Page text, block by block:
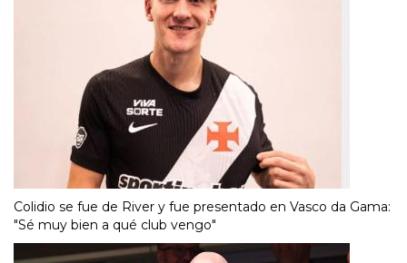
Colidio se fue de River y fue presentado en Vasco da Gama:
"Sé muy bien a qué club vengo"